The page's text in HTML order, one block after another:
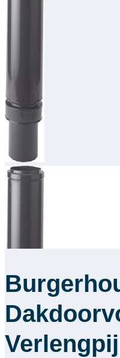
Oplossingen
Academy
Contact